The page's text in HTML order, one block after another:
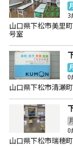
3
山口県下松市美里
号室
0
山口県下松市清瀬
0
山口県下松市瑞穂